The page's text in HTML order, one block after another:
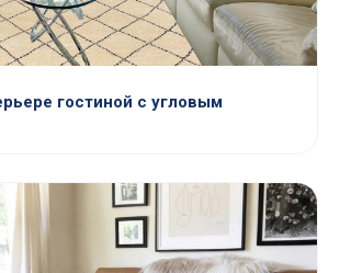
гостиной с угловым